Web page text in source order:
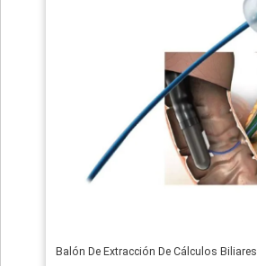
Balón De Extracción De Cálculos Biliares